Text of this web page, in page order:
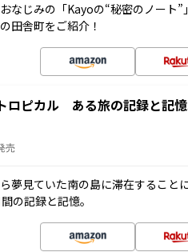
なじみの「Kayoの“秘密のノート
田舎町をご紹介！
ロピカル ある旅の記録と記
売
夢見ていた南の島に滞在すること
の記録と記憶。